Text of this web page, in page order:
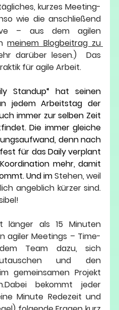
kurzes Meeting-
wie die anschließend
– aus dem agilen
meinem Blogbeitrag zu
darüber lesen.) Das
für agile Arbeit.
Standup“ hat seinen
jedem Arbeitstag der
immer zur selben Zeit
Die immer gleiche
denn nach
für das Daily verplant
mehr, damit
Und im Stehen, weil
angeblich kürzer sind.
länger als 15 Minuten
agiler Meetings – Time-
Team dazu, sich
und den
gemeinsamen Projekt
bekommt jeder
Minute Redezeit und